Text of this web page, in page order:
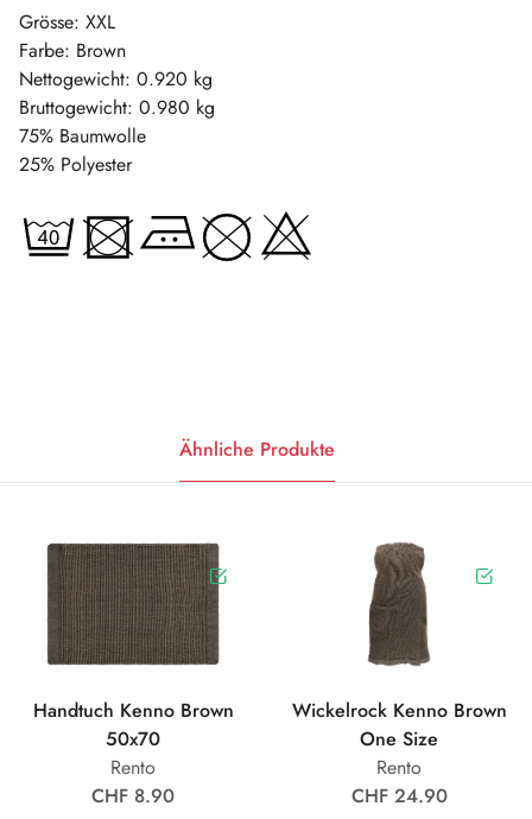
Grösse: XXL
Farbe: Brown
Nettogewicht: 0.920 kg
Bruttogewicht: 0.980 kg
75% Baumwolle
25% Polyester
Ähnliche Produkte
Handtuch Kenno Brown
50x70
Rento
CHF 8.90
Wickelrock Kenno Brown
One Size
Rento
CHF 24.90